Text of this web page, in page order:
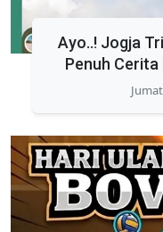
Ayo..! Jogja
Penuh Cerita